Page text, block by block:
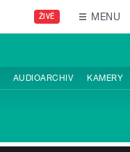
ŽIVĚ MENU
AUDIOARCHIV KAMERY